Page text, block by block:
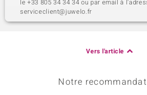
le +33 805 34 34 34 ou par email à
serviceclient@juwelo.fr
Vers l'article
Notre